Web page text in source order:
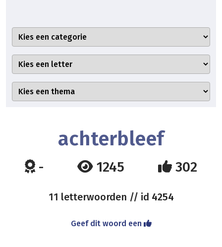
achterbleef
- 1245 302
11 letterwoorden // id 4254
Geef dit woord een